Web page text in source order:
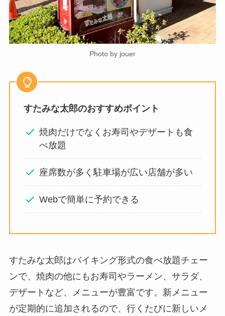
Photo by jouer
すたみな太郎のおすすめポイント
焼肉だけでなくお寿司やデザートも食
べ放題
座席数が多く駐車場が広い店舗が多い
Webで簡単に予約できる
すたみな太郎はバイキング形式の食べ放題チェー
ンで、焼肉の他にもお寿司やラーメン、サラダ、
デザートなど、メニューが豊富です。新メニュー
が定期的に追加されるので、行くたびに新しいメ